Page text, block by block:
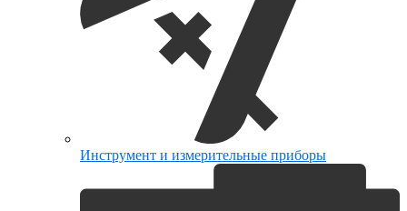
Инструмент и измерительные приборы